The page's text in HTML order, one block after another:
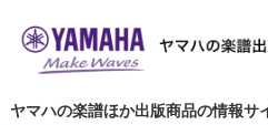
ヤマハの楽譜ほか出版商品の情報サ